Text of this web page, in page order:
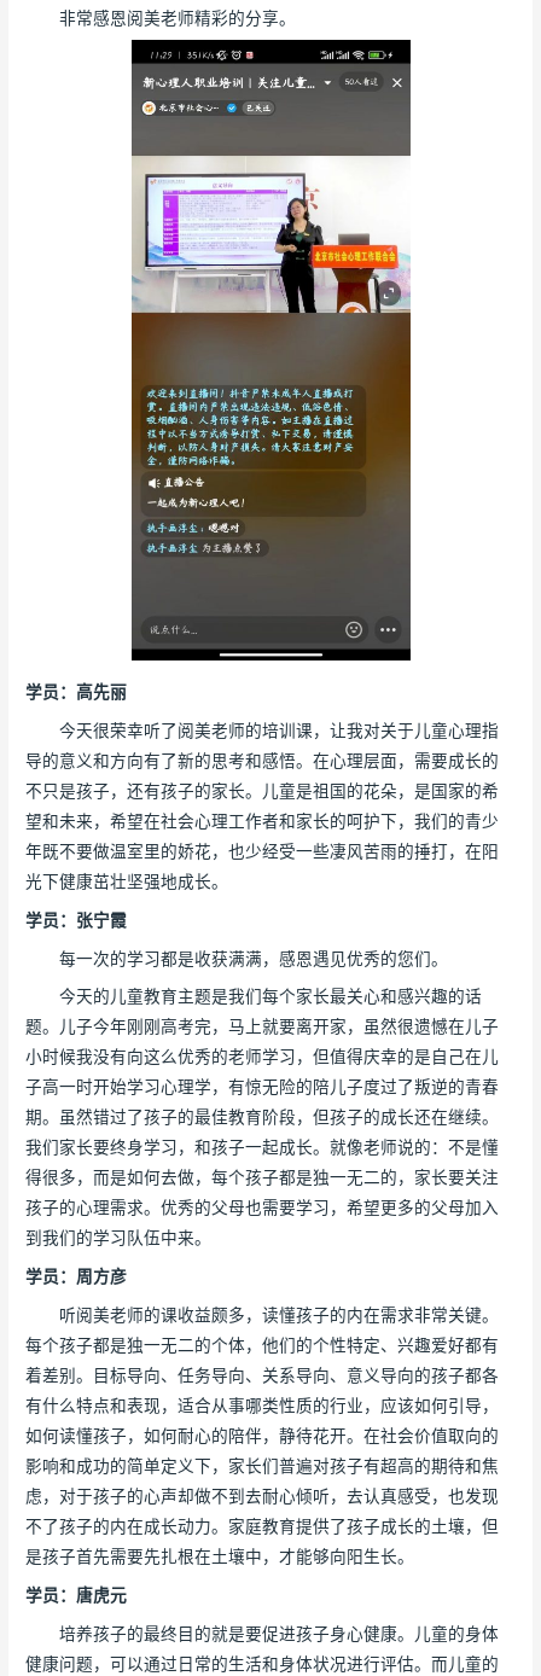
非常感恩阅美老师精彩的分享。
学员：高先丽
今天很荣幸听了阅美老师的培训课，让我对关于儿童心理指
导的意义和方向有了新的思考和感悟。在心理层面，需要成长的
不只是孩子，还有孩子的家长。儿童是祖国的花朵，是国家的希
望和未来，希望在社会心理工作者和家长的呵护下，我们的青少
年既不要做温室里的娇花，也少经受一些凄风苦雨的捶打，在阳
光下健康茁壮坚强地成长。
学员：张宁霞
每一次的学习都是收获满满，感恩遇见优秀的您们。
今天的儿童教育主题是我们每个家长最关心和感兴趣的话
题。儿子今年刚刚高考完，马上就要离开家，虽然很遗憾在儿子
小时候我没有向这么优秀的老师学习，但值得庆幸的是自己在儿
子高一时开始学习心理学，有惊无险的陪儿子度过了叛逆的青春
期。虽然错过了孩子的最佳教育阶段，但孩子的成长还在继续。
我们家长要终身学习，和孩子一起成长。就像老师说的：不是懂
得很多，而是如何去做，每个孩子都是独一无二的，家长要关注
孩子的心理需求。优秀的父母也需要学习，希望更多的父母加入
到我们的学习队伍中来。
学员：周方彦
听阅美老师的课收益颇多，读懂孩子的内在需求非常关键。
每个孩子都是独一无二的个体，他们的个性特定、兴趣爱好都有
着差别。目标导向、任务导向、关系导向、意义导向的孩子都各
有什么特点和表现，适合从事哪类性质的行业，应该如何引导，
如何读懂孩子，如何耐心的陪伴，静待花开。在社会价值取向的
影响和成功的简单定义下，家长们普遍对孩子有超高的期待和焦
虑，对于孩子的心声却做不到去耐心倾听，去认真感受，也发现
不了孩子的内在成长动力。家庭教育提供了孩子成长的土壤，但
是孩子首先需要先扎根在土壤中，才能够向阳生长。
学员：唐虎元
培养孩子的最终目的就是要促进孩子身心健康。儿童的身体
健康问题，可以通过日常的生活和身体状况进行评估。而儿童的